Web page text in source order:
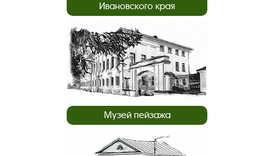
Ивановского края
Музей пейзажа